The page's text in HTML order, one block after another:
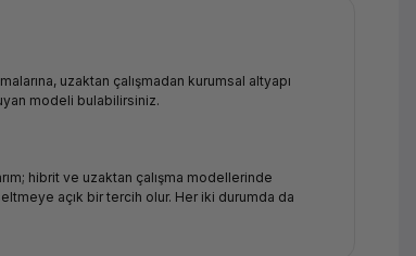
uzaktan çalışmadan kurumsal altyapı
modeli bulabilirsiniz.
hibrit ve uzaktan çalışma modellerinde
açık bir tercih olur. Her iki durumda da